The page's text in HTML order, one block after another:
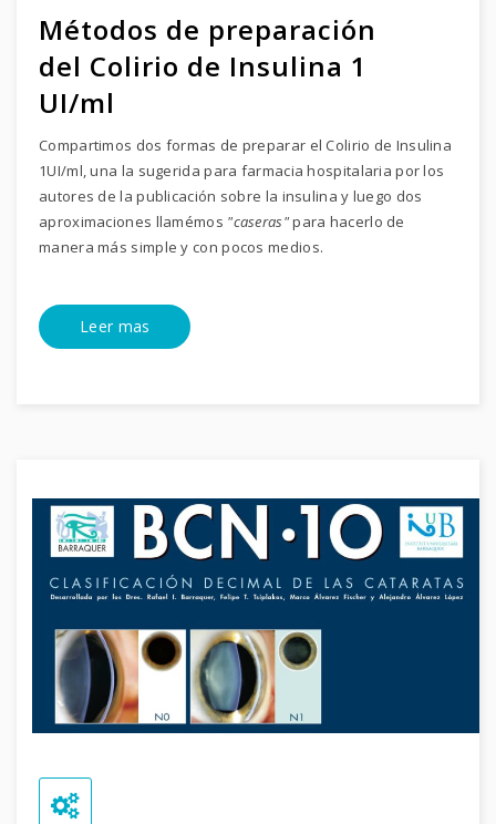
Métodos de preparación
del Colirio de Insulina 1
UI/ml
Compartimos dos formas de preparar el Colirio de Insulina
1UI/ml, una la sugerida para farmacia hospitalaria por los
autores de la publicación sobre la insulina y luego dos
aproximaciones llamémos "caseras"para hacerlo de
manera más simple y con pocos medios.
Leer mas